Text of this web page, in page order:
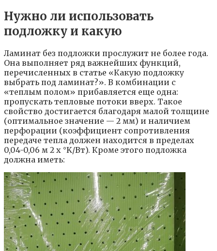
Нужно ли использовать
подложку и какую
Ламинат без подложки прослужит не более года.
Она выполняет ряд важнейших функций,
перечисленных в статье «Какую подложку
выбрать под ламинат?». В комбинации с
«теплым полом» прибавляется еще одна:
пропускать тепловые потоки вверх. Такое
свойство достигается благодаря малой толщине
(оптимальное значение — 2 мм) и наличием
перфорации (коэффициент сопротивления
передаче тепла должен находится в пределах
0,04-0,06 м 2 х °K/Вт). Кроме этого подложка
должна иметь: